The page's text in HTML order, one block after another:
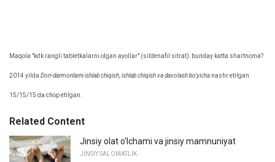
Maqola "ko'k rangli tabletkalarni olgan ayollar" (sildenafil sitrat): bunday katta shartnoma?
2014 yilda Dori-darmonlarni ishlab chiqish, ishlab chiqish va davolash bo'yicha nashr etilgan.
15/15/15 da chop etilgan.
Related Content
Jinsiy olat o'lchami va jinsiy mamnuniyat
JINSIY SALOMATLIK